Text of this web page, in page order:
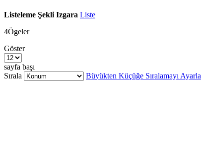
Listeleme Şekli Izgara Liste
4Ögeler
Göster
sayfa başı
Sırala
Büyükten Küçüğe Sıralamayı Ayarla